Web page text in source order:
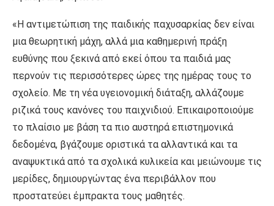
«Η αντιμετώπιση της παιδικής παχυσαρκίας δεν είναι
μια θεωρητική μάχη, αλλά μια καθημερινή πράξη
ευθύνης που ξεκινά από εκεί όπου τα παιδιά μας
περνούν τις περισσότερες ώρες της ημέρας τους το
σχολείο. Με τη νέα υγειονομική διάταξη, αλλάζουμε
ριζικά τους κανόνες του παιχνιδιού. Επικαιροποιούμε
το πλαίσιο με βάση τα πιο αυστηρά επιστημονικά
δεδομένα, βγάζουμε οριστικά τα αλλαντικά και τα
αναψυκτικά από τα σχολικά κυλικεία και μειώνουμε τις
μερίδες, δημιουργώντας ένα περιβάλλον που
προστατεύει έμπρακτα τους μαθητές.